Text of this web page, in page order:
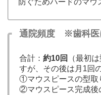
防ぐためハードのマウ
通院頻度 ※歯科医
合計： 約10回
（最初
すが、その後は月1回
①マウスピースの型取
②マウスピース完成後